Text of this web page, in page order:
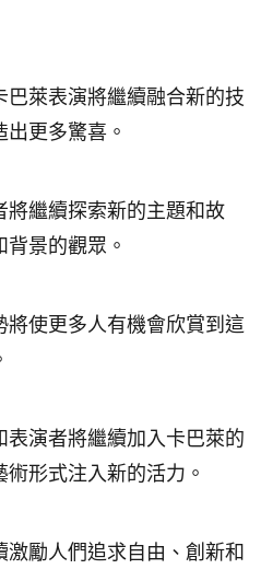
巴萊表演將繼續融合新的技
更多驚喜。
將繼續探索新的主題和故
景的觀眾。
將使更多人有機會欣賞到這
表演者將繼續加入卡巴萊的
形式注入新的活力。
激勵人們追求自由、創新和